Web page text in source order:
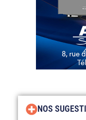
NOS